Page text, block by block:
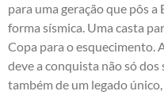
para uma geração que pôs a
forma sísmica. Uma casta
Copa para o esquecimento.
deve a conquista não só
também de um legado